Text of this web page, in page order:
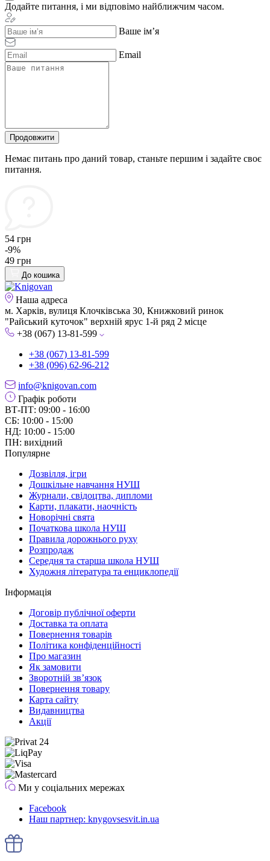
Додайте питання, і ми відповімо найближчим часом.
Ваше ім’я
Email
Продовжити
Немає питань про даний товар, станьте першим і задайте своє
питання.
54 грн
-9%
49 грн
До кошика
Наша адреса
м. Харків, вулиця Клочківська 30, Книжковий ринок
"Райський куточок" верхній ярус 1-й ряд 2 місце
+38 (067) 13-81-599
+38 (067) 13-81-599
+38 (096) 62-96-212
info@knigovan.com
Графік роботи
ВТ-ПТ: 09:00 - 16:00
СБ: 10:00 - 15:00
НД: 10:00 - 15:00
ПН: вихідний
Популярне
Дозвілля, ігри
Дошкільне навчання НУШ
Журнали, свідоцтва, дипломи
Карти, плакати, наочність
Новорічні свята
Початкова школа НУШ
Правила дорожнього руху
Розпродаж
Середня та старша школа НУШ
Художня література та енциклопедії
Інформація
Договір публічної оферти
Доставка та оплата
Повернення товарів
Політика конфіденційності
Про магазин
Як замовити
Зворотній зв’язок
Повернення товару
Карта сайту
Видавництва
Акції
Ми у соціальних мережах
Facebook
Наш партнер: knygovsesvit.in.ua